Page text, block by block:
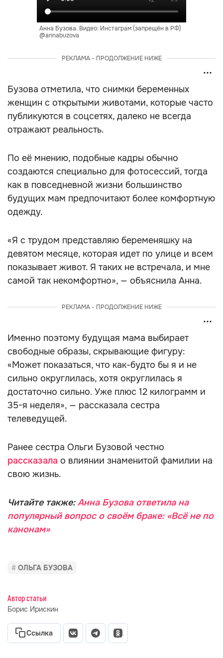
Анна Бузова. Видео: Инстаграм (запрещён в РФ)
@annabuzova
РЕКЛАМА - ПРОДОЛЖЕНИЕ НИЖЕ
Бузова отметила, что снимки беременных
женщин с открытыми животами, которые часто
публикуются в соцсетях, далеко не всегда
отражают реальность.
По её мнению, подобные кадры обычно
создаются специально для фотосессий, тогда
как в повседневной жизни большинство
будущих мам предпочитают более комфортную
одежду.
«Я с трудом представляю беременяшку на
девятом месяце, которая идет по улице и всем
показывает живот. Я таких не встречала, и мне
самой так некомфортно», — объяснила Анна.
РЕКЛАМА - ПРОДОЛЖЕНИЕ НИЖЕ
Именно поэтому будущая мама выбирает
свободные образы, скрывающие фигуру:
«Может показаться, что как-будто бы я и не
сильно округлилась, хотя округлилась я
достаточно сильно. Уже плюс 12 килограмм и
35-я неделя», — рассказала сестра
телеведущей.
Ранее сестра Ольги Бузовой честно
рассказала о влиянии знаменитой фамилии на
свою жизнь.
Читайте также:Анна Бузова ответила на
популярный вопрос о своём браке: «Всё не по
канонам»
ОЛЬГА БУЗОВА
Автор статьи
Борис Ирискин
Ссылка